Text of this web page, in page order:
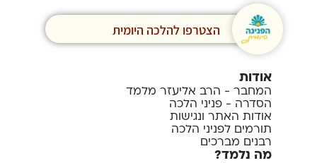
הצטרפו להלכה היומית
אודות
המחבר - הרב אליעזר מלמד
הסדרה - פניני הלכה
אודות האתר ונגישות
תורמים לפניני הלכה
רבנים מברכים
מה נלמד?